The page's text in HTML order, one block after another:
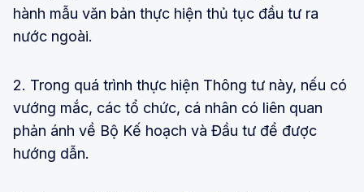
hành mẫu văn bản thực hiện thủ tục đầu tư ra
nước ngoài.
2. Trong quá trình thực hiện Thông tư này, nếu có
vướng mắc, các tổ chức, cá nhân có liên quan
phản ánh về Bộ Kế hoạch và Đầu tư để được
hướng dẫn.